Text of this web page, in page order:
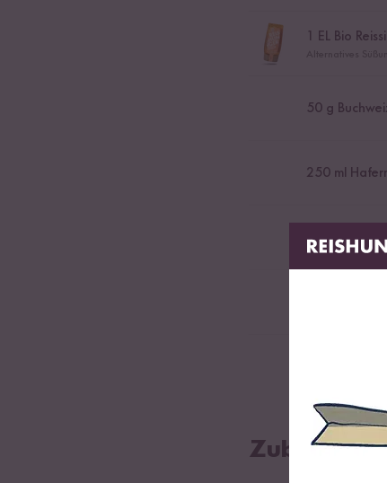
1 EL Bio
50g
250ml
1EL